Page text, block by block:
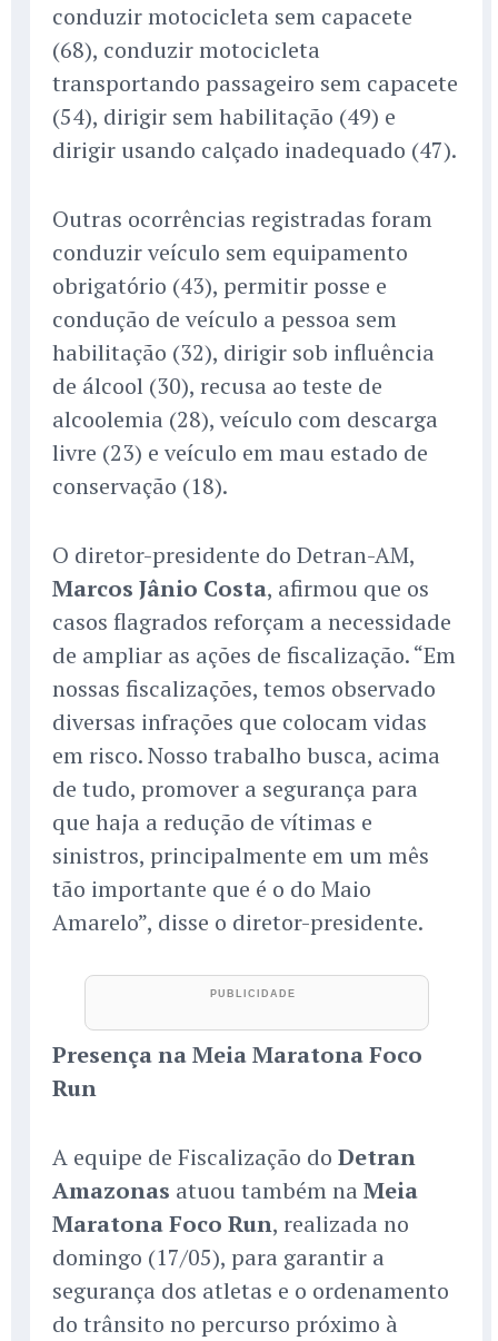
conduzir motocicleta sem capacete
(68), conduzir motocicleta
transportando passageiro sem capacete
(54), dirigir sem habilitação (49) e
dirigir usando calçado inadequado (47).
Outras ocorrências registradas foram
conduzir veículo sem equipamento
obrigatório (43), permitir posse e
condução de veículo a pessoa sem
habilitação (32), dirigir sob influência
de álcool (30), recusa ao teste de
alcoolemia (28), veículo com descarga
livre (23) e veículo em mau estado de
conservação (18).
O diretor-presidente do Detran-AM,
Marcos Jânio Costa, afirmou que os
casos flagrados reforçam a necessidade
de ampliar as ações de fiscalização. “Em
nossas fiscalizações, temos observado
diversas infrações que colocam vidas
em risco. Nosso trabalho busca, acima
de tudo, promover a segurança para
que haja a redução de vítimas e
sinistros, principalmente em um mês
tão importante que é o do Maio
Amarelo”, disse o diretor-presidente.
Presença na Meia Maratona Foco
Run
A equipe de Fiscalização do Detran
Amazonas atuou também na Meia
Maratona Foco Run, realizada no
domingo (17/05), para garantir a
segurança dos atletas e o ordenamento
do trânsito no percurso próximo à